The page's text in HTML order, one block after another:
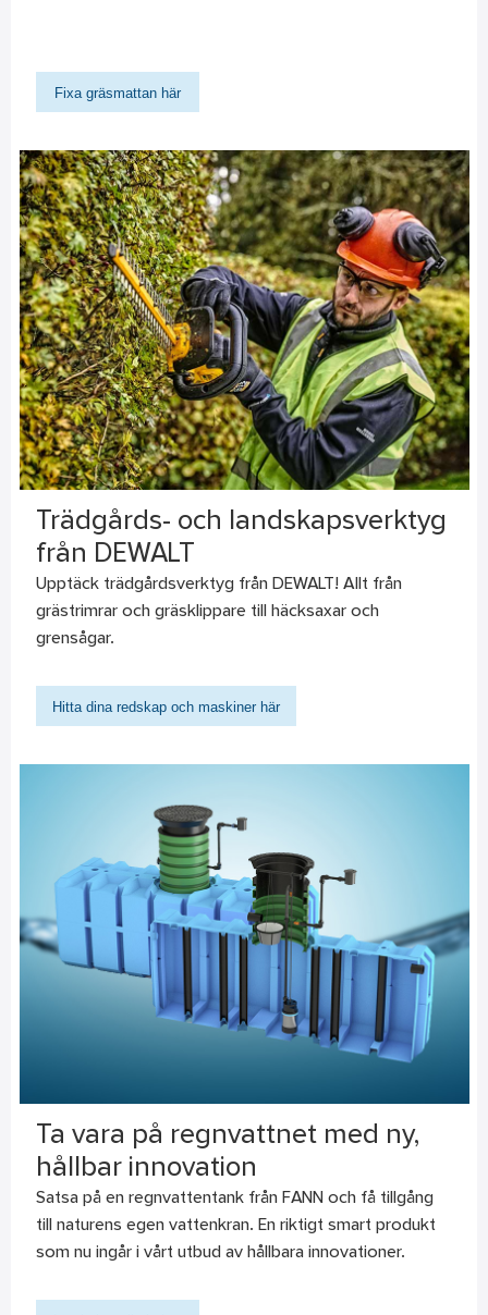
Fixa gräsmattan här
Trädgårds- och landskapsverktyg
från DEWALT
Upptäck trädgårdsverktyg från DEWALT! Allt från
grästrimrar och gräsklippare till häcksaxar och
grensågar.
Hitta dina redskap och maskiner här
Ta vara på regnvattnet med ny,
hållbar innovation
Satsa på en regnvattentank från FANN och få tillgång
till naturens egen vattenkran. En riktigt smart produkt
som nu ingår i vårt utbud av hållbara innovationer.